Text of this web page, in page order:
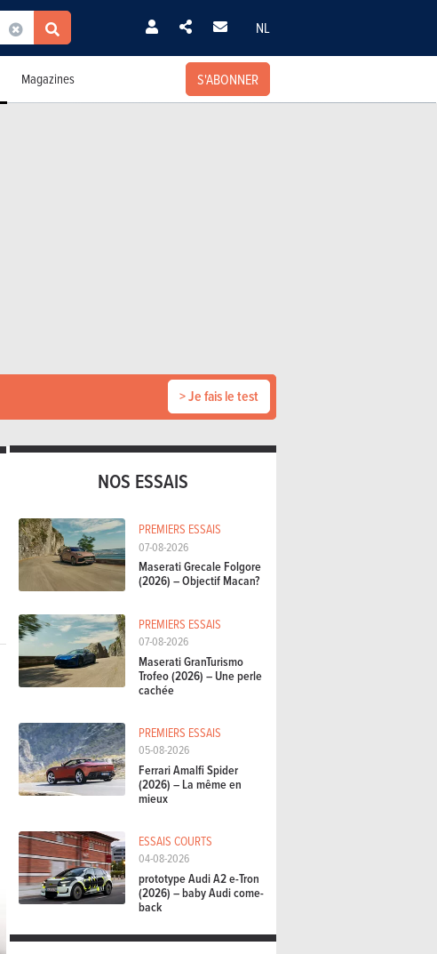
NL
Magazines S'ABONNER
> Je fais le test
NOS ESSAIS
PREMIERS ESSAIS
07-08-2026
Maserati Grecale Folgore
(2026) – Objectif Macan?
PREMIERS ESSAIS
07-08-2026
Maserati GranTurismo
Trofeo (2026) – Une perle
cachée
PREMIERS ESSAIS
05-08-2026
Ferrari Amalfi Spider
(2026) – La même en
mieux
ESSAIS COURTS
04-08-2026
prototype Audi A2 e-Tron
(2026) – baby Audi come-
back